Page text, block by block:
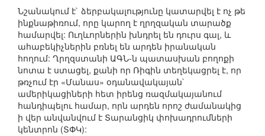
Նշանակում է` ձերբակալությունը կատարվել է ոչ թե
ինքնաթիռում, որը կարող է ղրղզական տարածք
համարվել: Ուղևորներին խնդրել են դուրս գալ, և
ահաբեկիչներին բռնել են արդեն իրանական
հողում: Ղրղզստանի ԱԳՆ-ն պատասխան բողոքի
նոտա է ստացել, քանի որ Ռիգին տեղեկացրել է, որ
թռչում էր «Մանաս» օդանավակայան`
ամերիկացիների հետ իրենց ռազմակայանում
հանդիպելու համար, որն արդեն որոշ ժամանակից
ի վեր անվանվում է Տարանցիկ փոխադրումների
կենտրոն (ՏՓԿ):